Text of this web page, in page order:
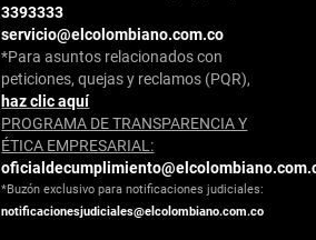
3393333
servicio@elcolombiano.com.co
*Para asuntos relacionados con
peticiones, quejas y reclamos (PQR),
haz clic aquí
PROGRAMA DE TRANSPARENCIA Y
ÉTICA EMPRESARIAL:
*Buzón exclusivo para notificaciones judiciales:
notificacionesjudiciales@elcolombiano.com.co